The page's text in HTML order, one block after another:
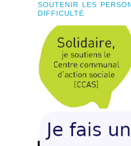
SOUTENIR LES
DIFFICULTÉ